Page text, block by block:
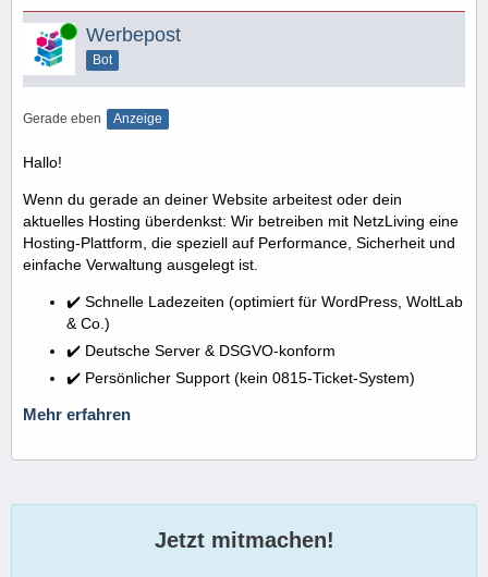
Online Werbepost
Bot
Gerade eben Anzeige
Hallo!
Wenn du gerade an deiner Website arbeitest oder dein
aktuelles Hosting überdenkst: Wir betreiben mit NetzLiving eine
Hosting-Plattform, die speziell auf Performance, Sicherheit und
einfache Verwaltung ausgelegt ist.
✔️ Schnelle Ladezeiten (optimiert für WordPress, WoltLab
& Co.)
✔️ Deutsche Server & DSGVO-konform
✔️ Persönlicher Support (kein 0815-Ticket-System)
Mehr erfahren
Jetzt mitmachen!